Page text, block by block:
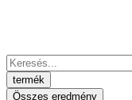
termék
Összes eredmény